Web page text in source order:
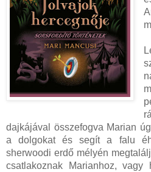
dajkájával összefogva Marian
a dolgokat és segít a falu
sherwoodi erdő mélyén
csatlakoznak Marianhoz,